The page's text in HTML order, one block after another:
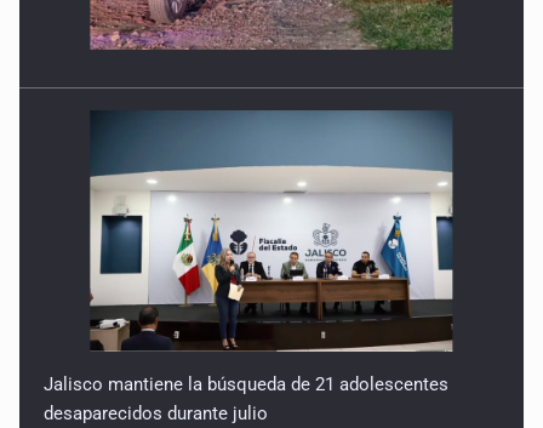
Jalisco mantiene la búsqueda de 21 adolescentes
desaparecidos durante julio